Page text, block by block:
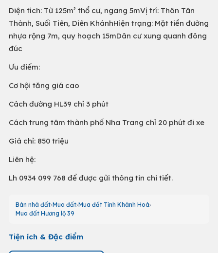
Diện tích: Từ 125m² thổ cư, ngang 5mVị trí: Thôn Tân
Thành, Suối Tiên, Diên KhánhHiện trạng: Mặt tiền đường
nhựa rộng 7m, quy hoạch 15mDân cư xung quanh đông
đúc
Ưu điểm:
Cơ hội tăng giá cao
Cách đường HL39 chỉ 3 phút
Cách trung tâm thành phố Nha Trang chỉ 20 phút đi xe
Giá chỉ: 850 triệu
Liên hệ:
Lh 0934 099 768 để được gửi thông tin chi tiết.
Bán nhà đất Mua đất Mua đất Tỉnh Khánh Hoà
Mua đất Hương lộ 39
Tiện ích & Đặc điểm